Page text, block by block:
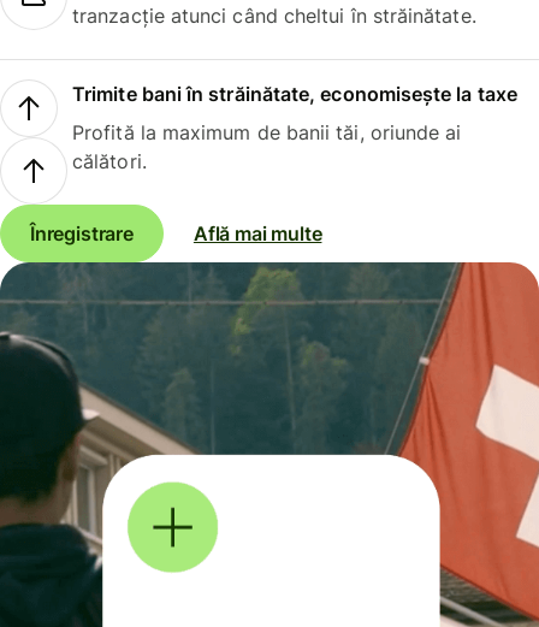
tranzacție atunci când cheltui în străinătate.
Trimite bani în străinătate, economisește la taxe
Profită la maximum de banii tăi, oriunde ai
călători.
Înregistrare Află mai multe